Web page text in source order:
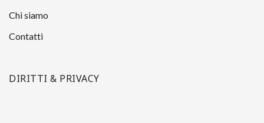
Chi siamo
Contatti
DIRITTI & PRIVACY